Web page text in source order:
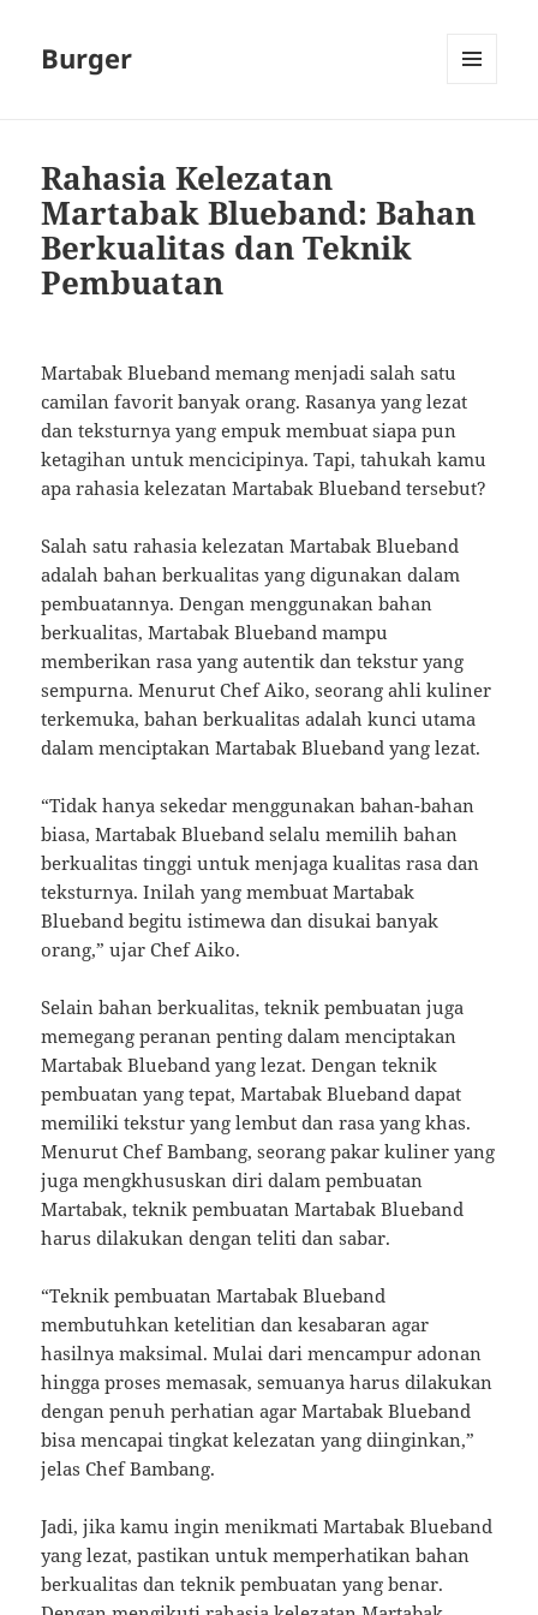
Burger
Rahasia Kelezatan
Martabak Blueband: Bahan
Berkualitas dan Teknik
Pembuatan
Martabak Blueband memang menjadi salah satu
camilan favorit banyak orang. Rasanya yang lezat
dan teksturnya yang empuk membuat siapa pun
ketagihan untuk mencicipinya. Tapi, tahukah kamu
apa rahasia kelezatan Martabak Blueband tersebut?
Salah satu rahasia kelezatan Martabak Blueband
adalah bahan berkualitas yang digunakan dalam
pembuatannya. Dengan menggunakan bahan
berkualitas, Martabak Blueband mampu
memberikan rasa yang autentik dan tekstur yang
sempurna. Menurut Chef Aiko, seorang ahli kuliner
terkemuka, bahan berkualitas adalah kunci utama
dalam menciptakan Martabak Blueband yang lezat.
“Tidak hanya sekedar menggunakan bahan-bahan
biasa, Martabak Blueband selalu memilih bahan
berkualitas tinggi untuk menjaga kualitas rasa dan
teksturnya. Inilah yang membuat Martabak
Blueband begitu istimewa dan disukai banyak
orang,” ujar Chef Aiko.
Selain bahan berkualitas, teknik pembuatan juga
memegang peranan penting dalam menciptakan
Martabak Blueband yang lezat. Dengan teknik
pembuatan yang tepat, Martabak Blueband dapat
memiliki tekstur yang lembut dan rasa yang khas.
Menurut Chef Bambang, seorang pakar kuliner yang
juga mengkhususkan diri dalam pembuatan
Martabak, teknik pembuatan Martabak Blueband
harus dilakukan dengan teliti dan sabar.
“Teknik pembuatan Martabak Blueband
membutuhkan ketelitian dan kesabaran agar
hasilnya maksimal. Mulai dari mencampur adonan
hingga proses memasak, semuanya harus dilakukan
dengan penuh perhatian agar Martabak Blueband
bisa mencapai tingkat kelezatan yang diinginkan,”
jelas Chef Bambang.
Jadi, jika kamu ingin menikmati Martabak Blueband
yang lezat, pastikan untuk memperhatikan bahan
berkualitas dan teknik pembuatan yang benar.